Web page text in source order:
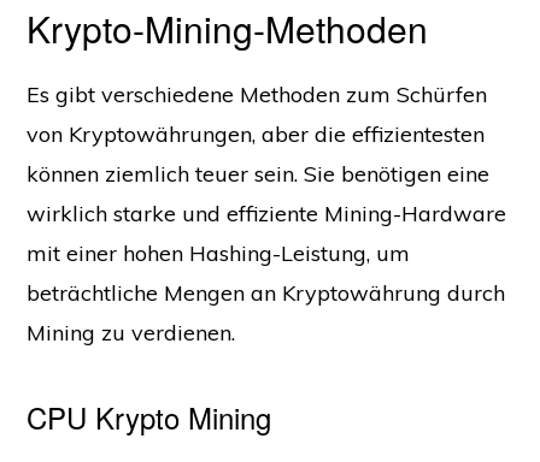
Krypto-Mining-Methoden
Es gibt verschiedene Methoden zum Schürfen
von Kryptowährungen, aber die effizientesten
können ziemlich teuer sein. Sie benötigen eine
wirklich starke und effiziente Mining-Hardware
mit einer hohen Hashing-Leistung, um
beträchtliche Mengen an Kryptowährung durch
Mining zu verdienen.
CPU Krypto Mining